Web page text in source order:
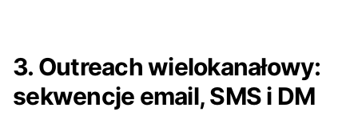
3. Outreach wielokanałowy:
sekwencje email, SMS i DM